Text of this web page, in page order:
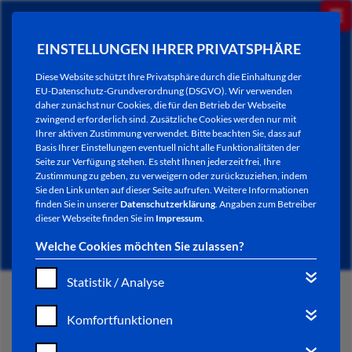
EINSTELLUNGEN IHRER PRIVATSPHÄRE
Diese Website schützt Ihre Privatsphäre durch die Einhaltung der
EU-Datenschutz-Grundverordnung (DSGVO). Wir verwenden
daher zunächst nur Cookies, die für den Betrieb der Webseite
zwingend erforderlich sind. Zusätzliche Cookies werden nur mit
Ihrer aktiven Zustimmung verwendet. Bitte beachten Sie, dass auf
Basis Ihrer Einstellungen eventuell nicht alle Funktionalitäten der
Seite zur Verfügung stehen. Es steht Ihnen jederzeit frei, Ihre
Zustimmung zu geben, zu verweigern oder zurückzuziehen, indem
Sie den Link unten auf dieser Seite aufrufen. Weitere Informationen
finden Sie in unsererDatenschutzerklärung. Angaben zum Betreiber
dieser Webseite finden Sie im Impressum.
Welche Cookies möchten Sie zulassen?
Statistik / Analyse
Komfortfunktionen
AKTUELLES
START